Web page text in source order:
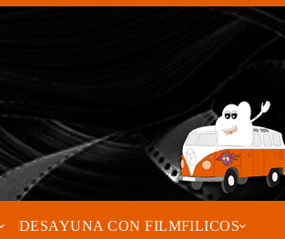
DESAYUNA CON FILMFILICOS